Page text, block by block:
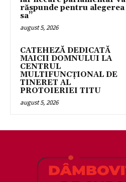
răspunde pentru alegerea
sa’’
august 5, 2026
CATEHEZĂ DEDICATĂ
MAICII DOMNULUI LA
CENTRUL
MULTIFUNCȚIONAL DE
TINERET AL
PROTOIERIEI TITU
august 5, 2026